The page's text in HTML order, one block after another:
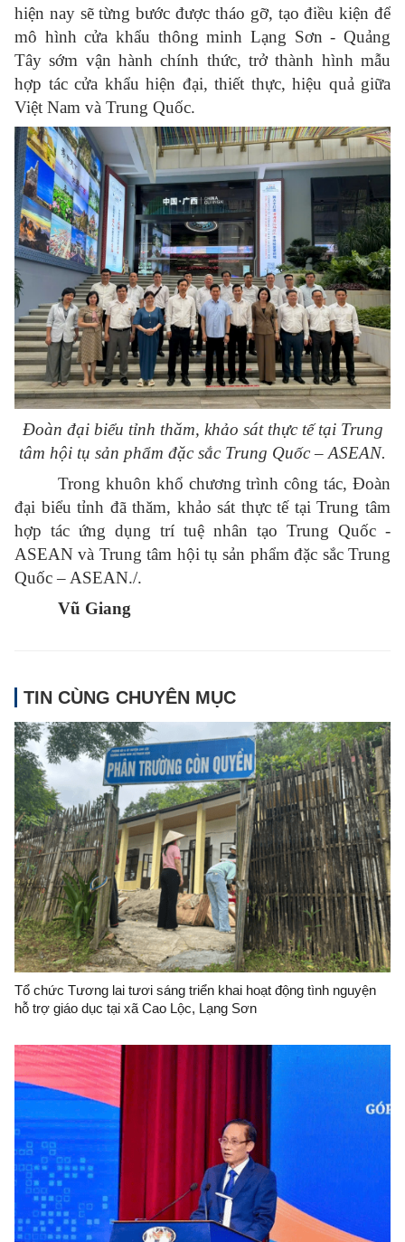
hiện nay sẽ từng bước được tháo gỡ, tạo điều kiện để
mô hình cửa khẩu thông minh Lạng Sơn - Quảng
Tây sớm vận hành chính thức, trở thành hình mẫu
hợp tác cửa khẩu hiện đại, thiết thực, hiệu quả giữa
Việt Nam và Trung Quốc.
Đoàn đại biểu tỉnh thăm, khảo sát thực tế tại Trung
tâm hội tụ sản phẩm đặc sắc Trung Quốc – ASEAN.
Trong khuôn khổ chương trình công tác, Đoàn
đại biểu tỉnh đã thăm, khảo sát thực tế tại Trung tâm
hợp tác ứng dụng trí tuệ nhân tạo Trung Quốc -
ASEAN và Trung tâm hội tụ sản phẩm đặc sắc Trung
Quốc – ASEAN./.
Vũ Giang
TIN CÙNG CHUYÊN MỤC
Tổ chức Tương lai tươi sáng triển khai hoạt động tình nguyện
hỗ trợ giáo dục tại xã Cao Lộc, Lạng Sơn